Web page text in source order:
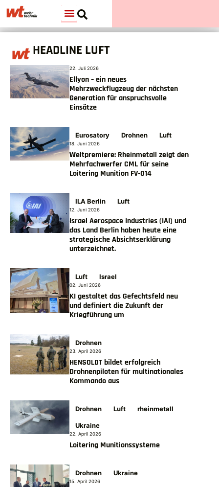
HEADLINE LUFT
22. Juli 2026
Ellyon – ein neues
Mehrzweckflugzeug der nächsten
Generation für anspruchsvolle
Einsätze
Eurosatory Drohnen Luft
18. Juni 2026
Weltpremiere: Rheinmetall zeigt den
Mehrfachwerfer CML für seine
Loitering Munition FV-014
ILA Berlin Luft
12. Juni 2026
Israel Aerospace Industries (IAI) und
das Land Berlin haben heute eine
strategische Absichtserklärung
unterzeichnet.
Luft Israel
02. Juni 2026
KI gestaltet das Gefechtsfeld neu
und definiert die Zukunft der
Kriegführung um
Drohnen
23. April 2026
HENSOLDT bildet erfolgreich
Drohnenpiloten für multinationales
Kommando aus
Drohnen Luft rheinmetall
Ukraine
22. April 2026
Loitering Munitionssysteme
Drohnen Ukraine
15. April 2026